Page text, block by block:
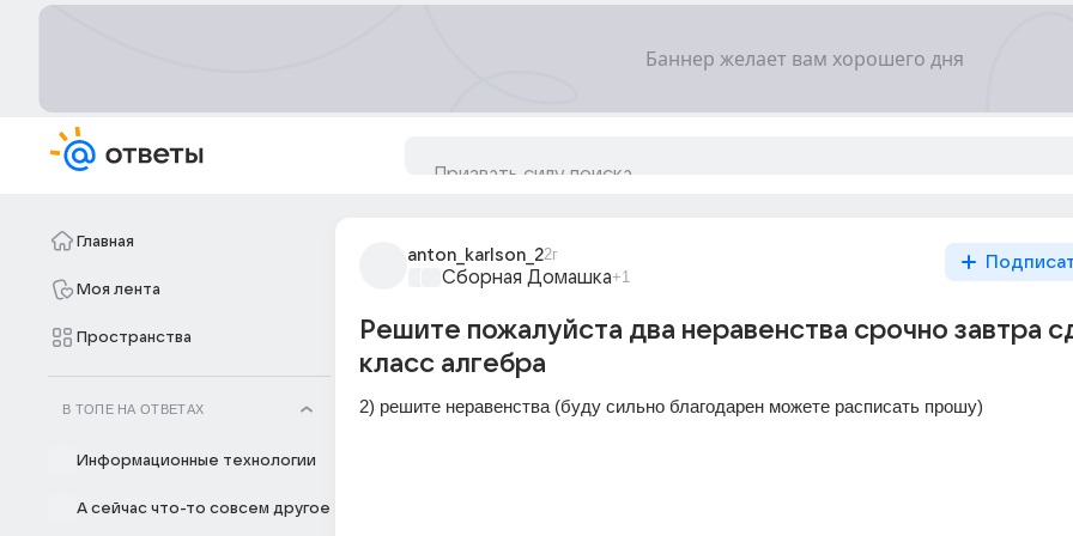
Главная
Моя лента
Пространства
В ТОПЕ НА ОТВЕТАХ
Информационные технологии
А сейчас что-то совсем другое
anton_karlson_22г
Сборная Домашка+1
Решите пожалуйста два неравенства срочно завтра
класс алгебра
2) решите неравенства (буду сильно благодарен можете расписать прошу)